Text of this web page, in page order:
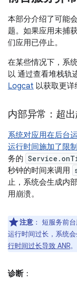
本部分介绍了可能
题。如果应用未捕
们应用已停止。
在某些情况下，系
以 通过查看堆栈轨
Logcat 以获取更详
内部异常：超
系统对应用在后台
运行时间施加了限制
务的
秒钟的时间来调用
止，系统会生成内部
用崩溃。
注意 ： 短服务前
运行时间过长，系统
行时间过长导致 ANR。
诊断：